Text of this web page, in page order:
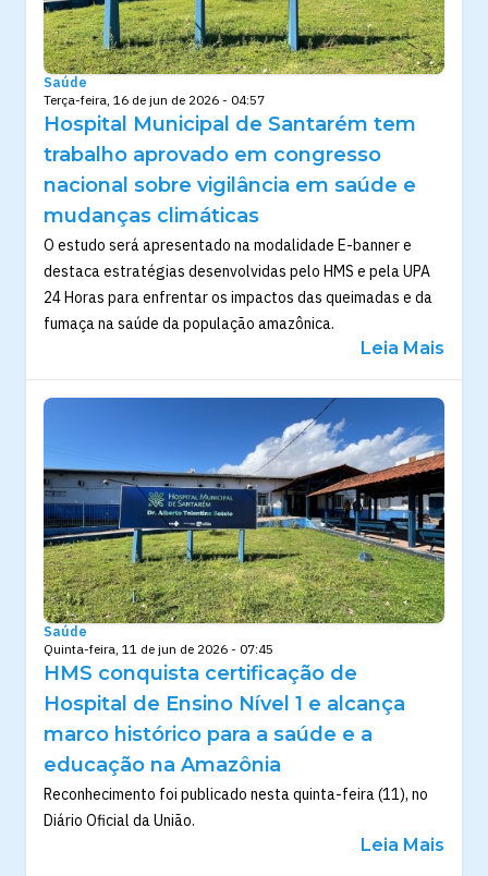
Saúde
Terça-feira, 16 de jun de 2026 - 04:57
Hospital Municipal de Santarém tem
trabalho aprovado em congresso
nacional sobre vigilância em saúde e
mudanças climáticas
O estudo será apresentado na modalidade E-banner e
destaca estratégias desenvolvidas pelo HMS e pela UPA
24 Horas para enfrentar os impactos das queimadas e da
fumaça na saúde da população amazônica.
Leia Mais
Saúde
Quinta-feira, 11 de jun de 2026 - 07:45
HMS conquista certificação de
Hospital de Ensino Nível 1 e alcança
marco histórico para a saúde e a
educação na Amazônia
Reconhecimento foi publicado nesta quinta-feira (11), no
Diário Oficial da União.
Leia Mais